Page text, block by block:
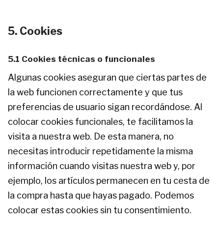
5. Cookies
5.1 Cookies técnicas o funcionales
Algunas cookies aseguran que ciertas partes de
la web funcionen correctamente y que tus
preferencias de usuario sigan recordándose. Al
colocar cookies funcionales, te facilitamos la
visita a nuestra web. De esta manera, no
necesitas introducir repetidamente la misma
información cuando visitas nuestra web y, por
ejemplo, los artículos permanecen en tu cesta de
la compra hasta que hayas pagado. Podemos
colocar estas cookies sin tu consentimiento.